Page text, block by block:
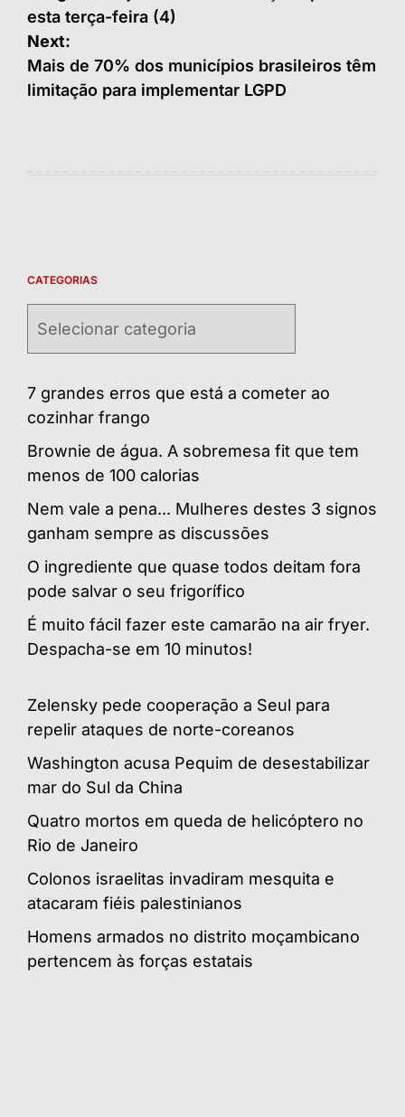
Post
esta terça-feira (4)
Next:
Mais de 70% dos municípios brasileiros têm
limitação para implementar LGPD
CATEGORIAS
7 grandes erros que está a cometer ao
cozinhar frango
Brownie de água. A sobremesa fit que tem
menos de 100 calorias
Nem vale a pena... Mulheres destes 3 signos
ganham sempre as discussões
O ingrediente que quase todos deitam fora
pode salvar o seu frigorífico
É muito fácil fazer este camarão na air fryer.
Despacha-se em 10 minutos!
Zelensky pede cooperação a Seul para
repelir ataques de norte-coreanos
Washington acusa Pequim de desestabilizar
mar do Sul da China
Quatro mortos em queda de helicóptero no
Rio de Janeiro
Colonos israelitas invadiram mesquita e
atacaram fiéis palestinianos
Homens armados no distrito moçambicano
pertencem às forças estatais